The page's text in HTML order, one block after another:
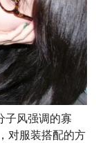
子风强调的寡
对服装搭配的方